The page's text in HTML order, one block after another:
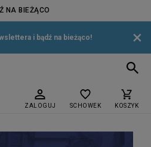
NA BIEŻĄCO
i bądź na bieżąco! ×
ZALOGUJ SCHOWEK KOSZYK